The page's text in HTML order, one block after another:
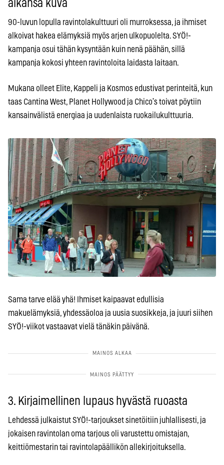
aikansa kuva
90-luvun lopulla ravintolakulttuuri oli murroksessa, ja ihmiset
alkoivat hakea elämyksiä myös arjen ulkopuolelta. SYÖ!-
kampanja osui tähän kysyntään kuin nenä päähän, sillä
kampanja kokosi yhteen ravintoloita laidasta laitaan.
Mukana olleet Elite, Kappeli ja Kosmos edustivat perinteitä, kun
taas Cantina West, Planet Hollywood ja Chico’s toivat pöytiin
kansainvälistä energiaa ja uudenlaista ruokailukulttuuria.
Sama tarve elää yhä! Ihmiset kaipaavat edullisia
makuelämyksiä, yhdessäoloa ja uusia suosikkeja, ja juuri siihen
SYÖ!-viikot vastaavat vielä tänäkin päivänä.
3. Kirjaimellinen lupaus hyvästä ruoasta
Lehdessä julkaistut SYÖ!-tarjoukset sinetöitiin juhlallisesti, ja
jokaisen ravintolan oma tarjous oli varustettu omistajan,
keittiömestarin tai ravintolapäällikön allekirjoituksella.